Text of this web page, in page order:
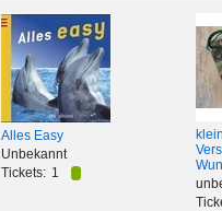
Alles Easy
Unbekannt
Tickets: 1